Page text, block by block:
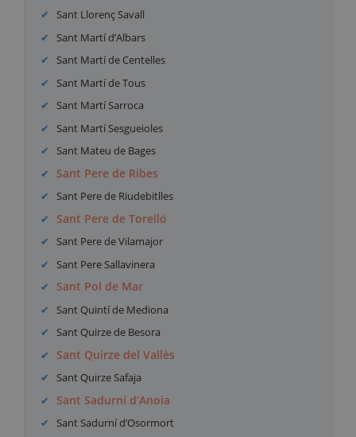
Sant Llorenç Savall
Sant Martí d’Albars
Sant Martí de Centelles
Sant Martí de Tous
Sant Martí Sarroca
Sant Martí Sesgueioles
Sant Mateu de Bages
Sant Pere de Ribes
Sant Pere de Riudebitlles
Sant Pere de Torelló
Sant Pere de Vilamajor
Sant Pere Sallavinera
Sant Pol de Mar
Sant Quintí de Mediona
Sant Quirze de Besora
Sant Quirze del Vallès
Sant Quirze Safaja
Sant Sadurní d’Anoia
Sant Sadurní d’Osormort